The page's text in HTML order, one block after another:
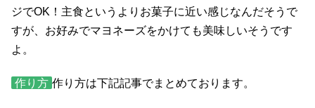
ジでOK！主食というよりお菓子に近い感じなんだそうで
すが、お好みでマヨネーズをかけても美味しいそうです
よ。
作り方 作り方は下記記事でまとめております。